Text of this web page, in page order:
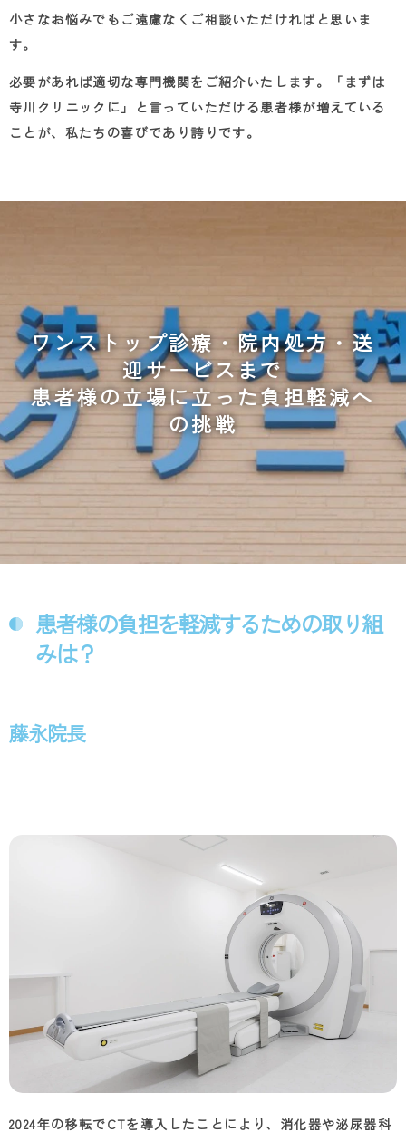
小さなお悩みでもご遠慮なくご相談いただければと思いま
す。
必要があれば適切な専門機関をご紹介いたします。「まずは
寺川クリニックに」と言っていただける患者様が増えている
ことが、私たちの喜びであり誇りです。
ワンストップ診療・院内処方・送
迎サービスまで
患者様の立場に立った負担軽減へ
の挑戦
患者様の負担を軽減するための取り組
みは？
藤永院長
2024年の移転でCTを導入したことにより、消化器や泌尿器科